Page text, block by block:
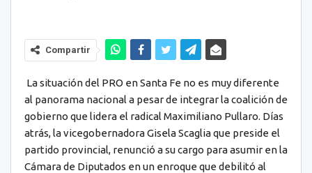
Compartir
La situación del PRO en Santa Fe no es muy diferente
al panorama nacional a pesar de integrar la coalición de
gobierno que lidera el radical Maximiliano Pullaro. Días
atrás, la vicegobernadora Gisela Scaglia que preside el
partido provincial, renunció a su cargo para asumir en la
Cámara de Diputados en un enroque que debilitó al